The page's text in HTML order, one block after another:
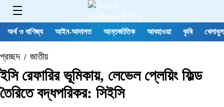
অর্থ ও বাণিজ্য আইন-আদালত আন্তর্জাতিক আবহাওয়া কৃষি
প্রচ্ছদ/ জাতীয়
ইসি রেফারির ভূমিকায়, লেভেল প্লেয়িং ফিল্ড
তৈরিতে বদ্ধপরিকর: সিইসি